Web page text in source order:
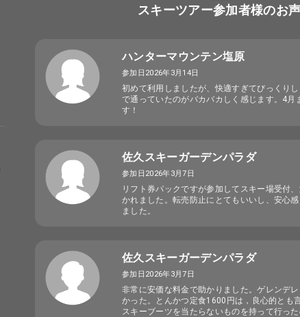
スキーツアー参加者様のお声
ハンターマウンテン塩原
参加日2026年3月14日
初めて利用しましたが、快適すぎてびっくり
で通っていたのがバカバカしく感じます。4月
す！
佐久スキーガーデンパラダ
参加日2026年3月7日
リフト券パックですが参加してスキー場受付
かれました。転売防止にとてもいいし、安心
ました。
佐久スキーガーデンパラダ
参加日2026年3月7日
非常に安価な料金で助かりました。ゲレンデ
かった。とんかつ定食1600円は，良心的とも
スキーブーツを当たらないものを持って行っ